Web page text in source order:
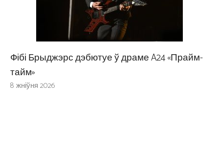
Фібі Брыджэрс дэбютуе ў драме A24 «Прайм-
тайм»
8 жніўня 2026